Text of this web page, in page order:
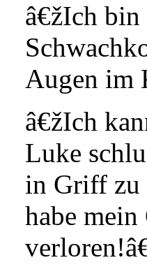
â€žIch bin
Augen im
â€žIch
Luke
in Griff zu
habe